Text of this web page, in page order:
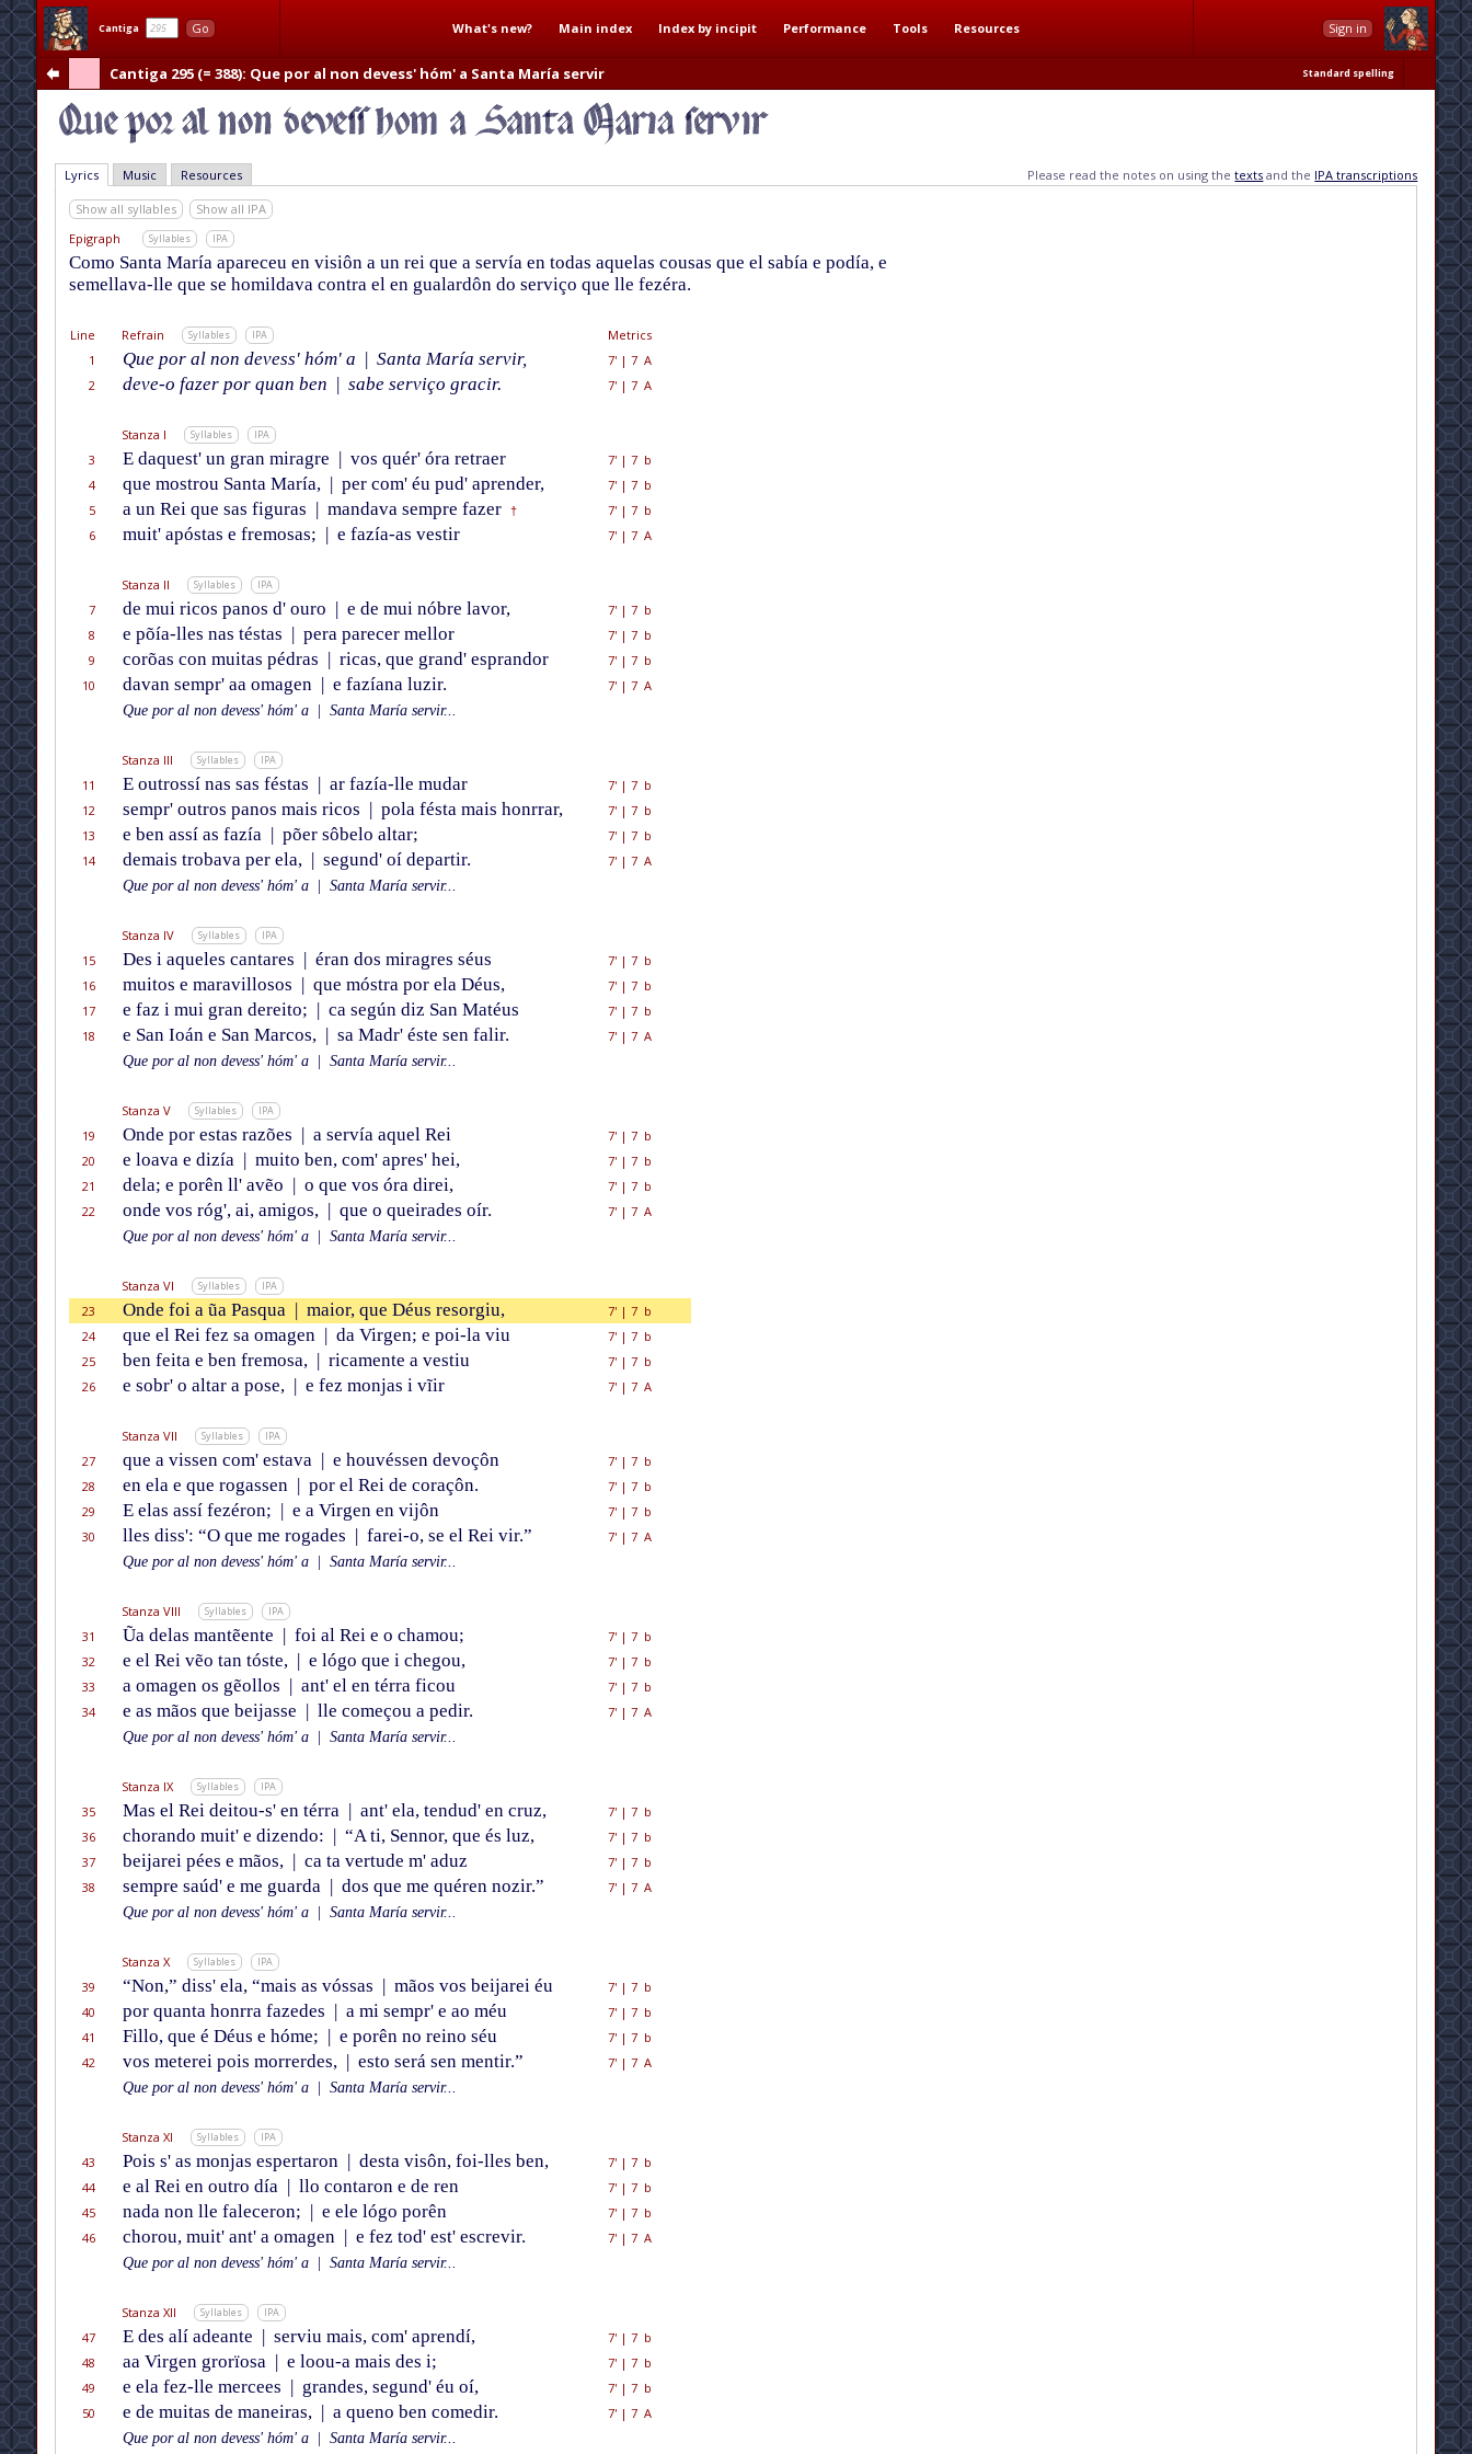
Cantiga Go What's new? Main index Index by incipit Performance Tools Resources Sign in
Cantiga 295 (= 388): Que por al non devess' hóm' a Santa María servir Standard spelling
Lyrics Music Resources Please read the notes on using thetexts and the IPA transcriptions
Show all syllables
Show all IPA
Epigraph
Syllables IPA
Como Santa María apareceu en visiôn a un rei que a servía en todas aquelas cousas que el sabía e podía, e
semellava-lle que se homildava contra el en gualardôn do serviço que lle fezéra.
Line Refrain Syllables IPA
Metrics
1
Que por al non devess' hóm' a | Santa María servir, 7'| 7 A
2
deve-o fazer por quan ben | sabe serviço gracir. 7'| 7 A
Stanza I Syllables IPA
3 E daquest' un gran miragre | vos quér' óra retraer 7'| 7 b
4
que mostrou Santa María, | per com' éu pud' aprender, 7'| 7 b
5
a un Rei que sas figuras | mandava sempre fazer † 7'| 7 b
6
muit' apóstas e fremosas; | e fazía-as vestir 7'| 7 A
Stanza II Syllables IPA
7 de mui ricos panos d' ouro | e de mui nóbre lavor, 7'| 7 b
8
e põía-lles nas téstas | pera parecer mellor 7'| 7 b
9
corõas con muitas pédras | ricas, que grand' esprandor 7'| 7 b
10
davan sempr' aa omagen | e fazíana luzir. 7'| 7 A
Que por al non devess' hóm' a
Santa María servir...
Stanza III Syllables IPA
11 E outrossí nas sas féstas | ar fazía-lle mudar 7'| 7 b
12
sempr' outros panos mais ricos | pola fésta mais honrrar, 7'| 7 b
13
e ben assí as fazía | põer sôbelo altar; 7'| 7 b
14
demais trobava per ela, | segund' oí departir. 7'| 7 A
Que por al non devess' hóm' a
Santa María servir...
Stanza IV Syllables IPA
15 Des i aqueles cantares | éran dos miragres séus 7'| 7 b
16
muitos e maravillosos | que móstra por ela Déus, 7'| 7 b
17
e faz i mui gran dereito; | ca según diz San Matéus 7'| 7 b
18
e San Ioán e San Marcos, | sa Madr' éste sen falir. 7'| 7 A
Que por al non devess' hóm' a
Santa María servir...
Stanza V Syllables IPA
19 Onde por estas razões | a servía aquel Rei 7'| 7 b
20
e loava e dizía | muito ben, com' apres' hei, 7'| 7 b
21
dela; e porên ll' avẽo | o que vos óra direi, 7'| 7 b
22
onde vos róg', ai, amigos, | que o queirades oír. 7'| 7 A
Que por al non devess' hóm' a
Santa María servir...
Stanza VI Syllables IPA
23 Onde foi a ũa Pasqua | maior, que Déus resorgiu, 7'| 7 b
24
que el Rei fez sa omagen | da Virgen; e poi-la viu 7'| 7 b
25
ben feita e ben fremosa, | ricamente a vestiu 7'| 7 b
26
e sobr' o altar a pose, | e fez monjas i vĩir 7'| 7 A
Stanza VII Syllables IPA
27 que a vissen com' estava | e houvéssen devoçôn 7'| 7 b
28
en ela e que rogassen | por el Rei de coraçôn. 7'| 7 b
29
E elas assí fezéron; | e a Virgen en vijôn 7'| 7 b
30
lles diss': “O que me rogades | farei-o, se el Rei vir.” 7'| 7 A
Que por al non devess' hóm' a
Santa María servir...
Stanza VIII Syllables IPA
31 Ũa delas mantẽente | foi al Rei e o chamou; 7'| 7 b
32
e el Rei vẽo tan tóste, | e lógo que i chegou, 7'| 7 b
33
a omagen os gẽollos | ant' el en térra ficou 7'| 7 b
34
e as mãos que beijasse | lle começou a pedir. 7'| 7 A
Que por al non devess' hóm' a
Santa María servir...
Stanza IX Syllables IPA
35 Mas el Rei deitou-s' en térra | ant' ela, tendud' en cruz, 7'| 7 b
36
chorando muit' e dizendo: | “A ti, Sennor, que és luz, 7'| 7 b
37
beijarei pées e mãos, | ca ta vertude m' aduz 7'| 7 b
38
sempre saúd' e me guarda | dos que me quéren nozir.” 7'| 7 A
Que por al non devess' hóm' a
Santa María servir...
Stanza X Syllables IPA
39 “Non,” diss' ela, “mais as vóssas | mãos vos beijarei éu 7'| 7 b
40
por quanta honrra fazedes | a mi sempr' e ao méu 7'| 7 b
41
Fillo, que é Déus e hóme; | e porên no reino séu 7'| 7 b
42
vos meterei pois morrerdes, | esto será sen mentir.” 7'| 7 A
Que por al non devess' hóm' a
Santa María servir...
Stanza XI Syllables IPA
43 Pois s' as monjas espertaron | desta visôn, foi-lles ben, 7'| 7 b
44
e al Rei en outro día | llo contaron e de ren 7'| 7 b
45
nada non lle faleceron; | e ele lógo porên 7'| 7 b
46
chorou, muit' ant' a omagen | e fez tod' est' escrevir. 7'| 7 A
Que por al non devess' hóm' a
Santa María servir...
Stanza XII Syllables IPA
47 E des alí adeante | serviu mais, com' aprendí, 7'| 7 b
48
aa Virgen grorïosa | e loou-a mais des i; 7'| 7 b
49
e ela fez-lle mercees | grandes, segund' éu oí, 7'| 7 b
50
e de muitas de maneiras, | a queno ben comedir. 7'| 7 A
Que por al non devess' hóm' a
Santa María servir...